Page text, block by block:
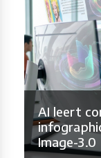
AI leert
Image-3.0